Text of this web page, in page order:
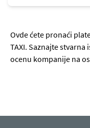
Ovde ćete pronaći
TAXI. Saznajte
ocenu kompanije na